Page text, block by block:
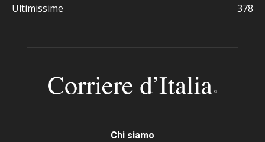
Ultimissime
378
Chi siamo